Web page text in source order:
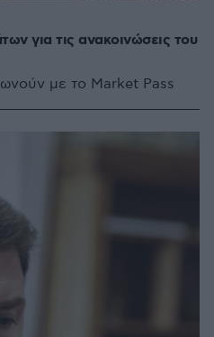
για τις ανακοινώσεις του
με το Market Pass